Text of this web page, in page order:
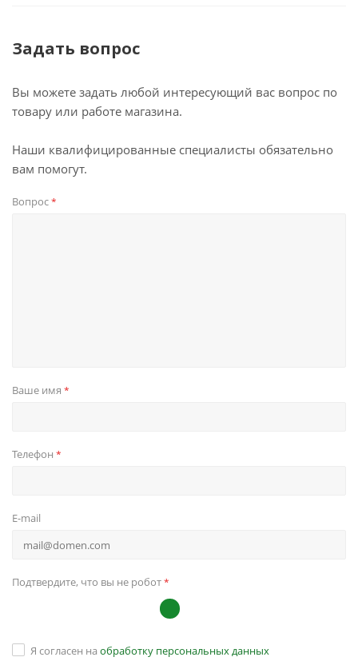
Задать вопрос
Вы можете задать любой интересующий вас вопрос по
товару или работе магазина.
Наши квалифицированные специалисты обязательно
вам помогут.
Вопрос*
Ваше имя *
Телефон *
E-mail
Подтвердите, что вы не робот*
Я согласен на обработку персональных данных